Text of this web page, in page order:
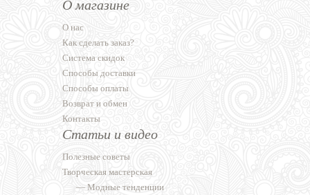
О магазине
О нас
Как сделать заказ?
Система скидок
Способы доставки
Способы оплаты
Возврат и обмен
Контакты
Статьи и видео
Полезные советы
Творческая мастерская
— Модные тенденции